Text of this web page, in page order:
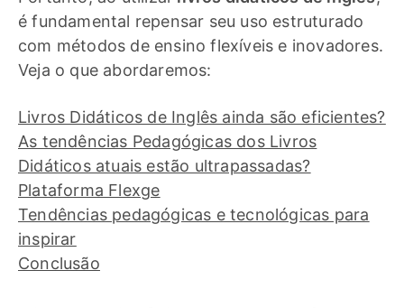
é fundamental repensar seu uso estruturado
com métodos de ensino flexíveis e inovadores.
Veja o que abordaremos:
Livros Didáticos de Inglês ainda são eficientes?
As tendências Pedagógicas dos Livros
Didáticos atuais estão ultrapassadas?
Plataforma Flexge
Tendências pedagógicas e tecnológicas para
inspirar
Conclusão